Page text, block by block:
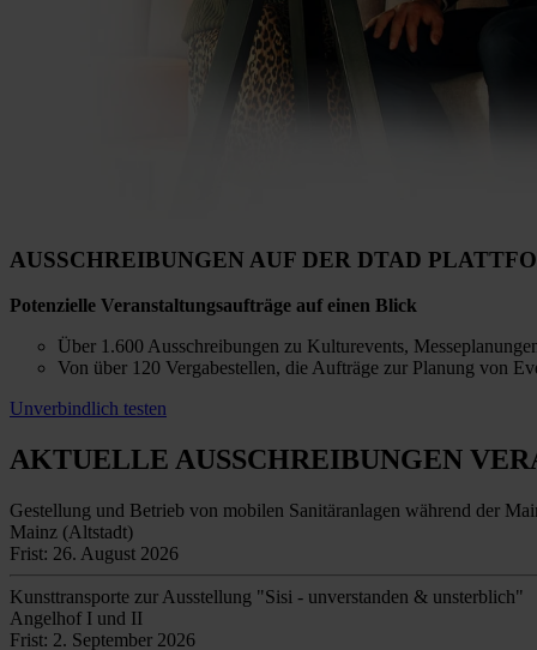
AUSSCHREIBUNGEN AUF DER DTAD
Potenzielle Veranstaltungsaufträge auf einen Blick
Über 1.600 Ausschreibungen zu Kulturevents,
Von über 120 Vergabestellen, die Aufträge zur Planung von
Unverbindlich testen
AKTUELLE AUSSCHREIBUNGEN
Gestellung und Betrieb von mobilen Sanitäranlagen während der
Mainz (Altstadt)
Frist: 26. August 2026
Kunsttransporte zur Ausstellung "Sisi - unverstanden & unsterblich"
Angelhof I und II
Frist: 2. September 2026